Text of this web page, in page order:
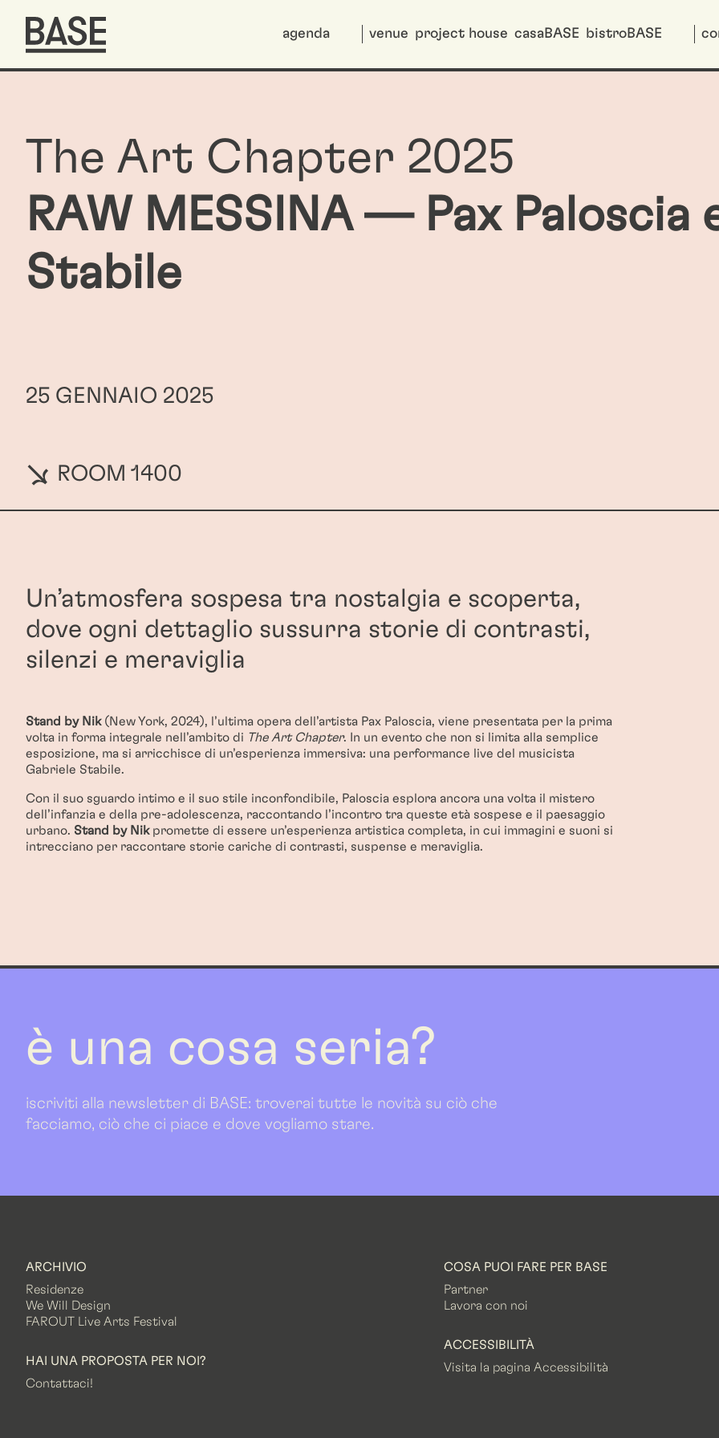
agenda venue project house casaBASE bistroBASE
The Art Chapter 2025
RAW MESSINA — Pax Paloscia
Stabile
25 GENNAIO 2025
ROOM 1400
Un’atmosfera sospesa tra nostalgia e scoperta,
dove ogni dettaglio sussurra storie di contrasti,
silenzi e meraviglia
Stand by Nik(New York, 2024), l’ultima opera dell’artista Pax Paloscia, viene presentata per la prima
volta in forma integrale nell’ambito di The Art Chapter. In un evento che non si limita alla semplice
esposizione, ma si arricchisce di un’esperienza immersiva: una performance live del musicista
Gabriele Stabile.
Con il suo sguardo intimo e il suo stile inconfondibile, Paloscia esplora ancora una volta il mistero
dell’infanzia e della pre-adolescenza, raccontando l’incontro tra queste età sospese e il paesaggio
urbano. Stand by Nikpromette di essere un’esperienza artistica completa, in cui immagini e suoni si
intrecciano per raccontare storie cariche di contrasti, suspense e meraviglia.
è una cosa seria?
iscriviti alla newsletter di BASE: troverai tutte le novità su ciò che
facciamo, ciò che ci piace e dove vogliamo stare.
ARCHIVIO
Residenze
We Will Design
FAROUT Live Arts Festival
HAI UNA PROPOSTA PER NOI?
Contattaci!
COSA PUOI FARE PER BASE
Partner
Lavora con noi
ACCESSIBILITÀ
Visita la pagina Accessibilità